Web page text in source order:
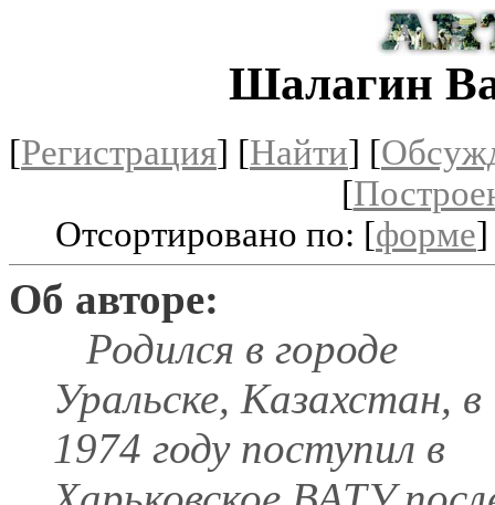
Шалагин
[Регистрация] [Найти] [
[
Отсортировано по: [форме
Об авторе:
Родился в городе
Уральске, Казахстан, в
1974 году поступил в